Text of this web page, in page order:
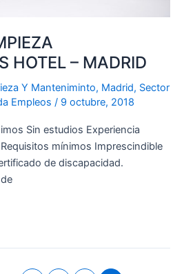
HOTEL – MADRID
Y Manteniminto, Madrid, Sector
Empleos / 9 octubre, 2018
Sin estudios Experiencia
mínimos Imprescindible
de discapacidad.